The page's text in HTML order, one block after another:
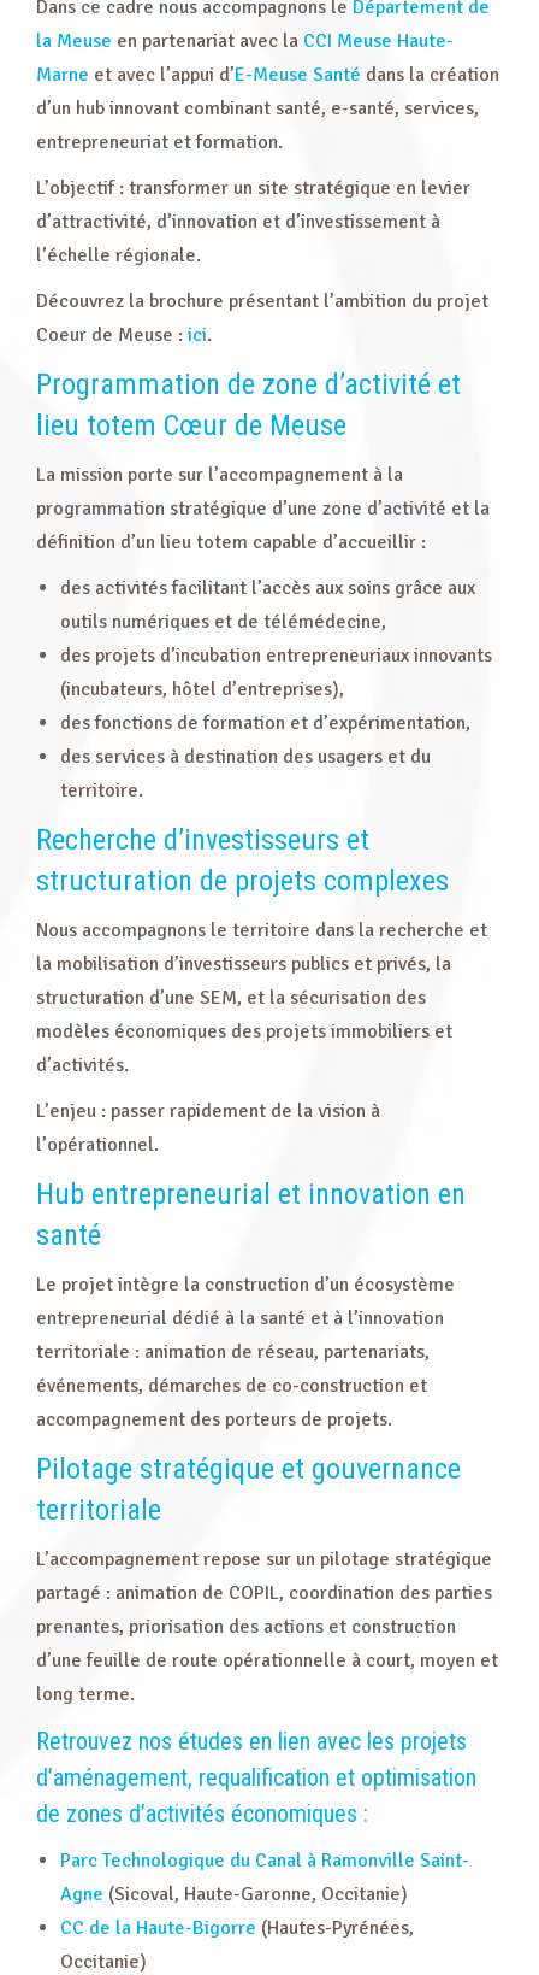
Dans ce cadre nous accompagnons le Département de
la Meuse en partenariat avec la CCI Meuse Haute-
Marne et avec l’appui d’E-Meuse Santé dans la création
d’un hub innovant combinant santé, e-santé, services,
entrepreneuriat et formation.
L’objectif : transformer un site stratégique en levier
d’attractivité, d’innovation et d’investissement à
l’échelle régionale.
Découvrez la brochure présentant l’ambition du projet
Coeur de Meuse : ici.
Programmation de zone d’activité et
lieu totem Cœur de Meuse
La mission porte sur l’accompagnement à la
programmation stratégique d’une zone d’activité et la
définition d’un lieu totem capable d’accueillir :
des activités facilitant l’accès aux soins grâce aux
outils numériques et de télémédecine,
des projets d’incubation entrepreneuriaux innovants
(incubateurs, hôtel d’entreprises),
des fonctions de formation et d’expérimentation,
des services à destination des usagers et du
territoire.
Recherche d’investisseurs et
structuration de projets complexes
Nous accompagnons le territoire dans la recherche et
la mobilisation d’investisseurs publics et privés, la
structuration d’une SEM, et la sécurisation des
modèles économiques des projets immobiliers et
d’activités.
L’enjeu : passer rapidement de la vision à
l’opérationnel.
Hub entrepreneurial et innovation en
santé
Le projet intègre la construction d’un écosystème
entrepreneurial dédié à la santé et à l’innovation
territoriale : animation de réseau, partenariats,
événements, démarches de co-construction et
accompagnement des porteurs de projets.
Pilotage stratégique et gouvernance
territoriale
L’accompagnement repose sur un pilotage stratégique
partagé : animation de COPIL, coordination des parties
prenantes, priorisation des actions et construction
d’une feuille de route opérationnelle à court, moyen et
long terme.
Retrouvez nos études en lien avec les projets
d’aménagement, requalification et optimisation
de zones d’activités économiques :
Parc Technologique du Canal à Ramonville Saint-
Agne (Sicoval, Haute-Garonne, Occitanie)
CC de la Haute-Bigorre (Hautes-Pyrénées,
Occitanie)